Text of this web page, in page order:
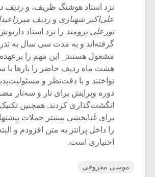
نزد استاد هوشنگ ظریف، و ردیف
علی‌اکبر شهنازی و ردیف
نورعلی برومند را نزد استاد
گرفته‌اند و به مدت سی سال به
مشغول‌ هستند_ این مهم را
هشت ماه ردیف حاضر را بارها با
نواختند و با دقت‌نظر و
دوره ویرایش برای تار و سه‌تار
انگشت‌گذاری کردند. همچنین
برای غَنابخشی بیشتر جملات
را داخل پرانتز به متن افزودم و
اختیاری است.
موسی معروفی